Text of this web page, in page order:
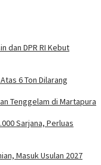
dan DPR RI Kebut
6 Ton Dilarang
Tenggelam di Martapura
Sarjana, Perluas
Masuk Usulan 2027